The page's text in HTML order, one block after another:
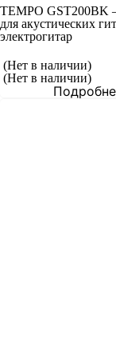
TEMPO GST200BK
для акустических
электрогитар
(Нет в наличии)
(Нет в наличии)